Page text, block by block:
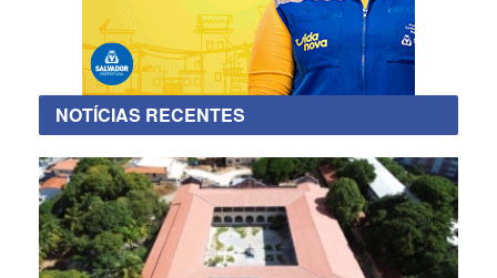
NOTÍCIAS RECENTES